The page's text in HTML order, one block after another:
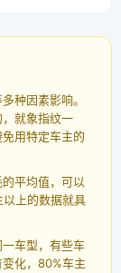
种因素影响。
就象指纹一
用特定车主的
平均值，可以
上的数据就具
车型，有些车
化，80%车主